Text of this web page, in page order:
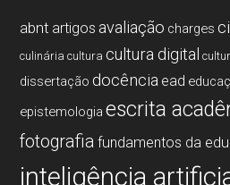
abnt artigos avaliação charges
culinária cultura cultura digital
dissertação docência ead
epistemologia escrita
fotografia fundamentos da
inteligência